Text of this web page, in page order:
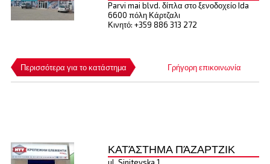
Περισσότερα για το κατάστημα Γρήγορη επικοινωνία
Parvi mai blvd. δίπλα στο ξενοδοχείο Ida
6600 πόλη Κάρτζαλι
Κινητό: +359 886 313 272
ΚΑΤΆΣΤΗΜΑ ΠΆΖΑΡΤΖΙΚ